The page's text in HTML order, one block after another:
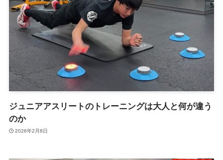
ジュニアアスリートのトレーニングは大人と何が違う
のか
2026年2月8日